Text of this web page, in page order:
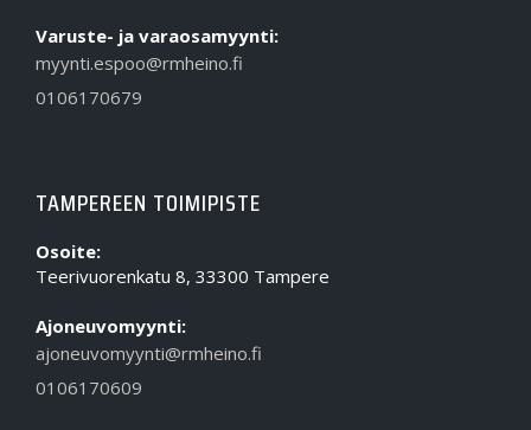
Varuste- ja varaosamyynti:
myynti.espoo@rmheino.fi
0106170679
TAMPEREEN TOIMIPISTE
Osoite:
Teerivuorenkatu 8, 33300 Tampere
Ajoneuvomyynti:
ajoneuvomyynti@rmheino.fi
0106170609